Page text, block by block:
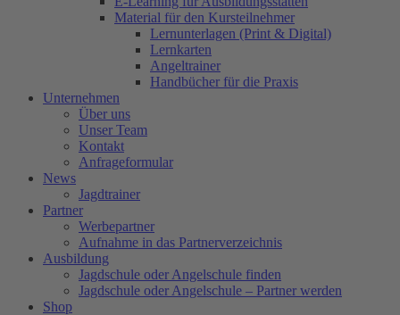
Material für den Kursteilnehmer
Lernunterlagen (Print & Digital)
Lernkarten
Angeltrainer
Handbücher für die Praxis
Unternehmen
Über uns
Unser Team
Kontakt
Anfrageformular
News
Jagdtrainer
Partner
Werbepartner
Aufnahme in das Partnerverzeichnis
Ausbildung
Jagdschule oder Angelschule finden
Jagdschule oder Angelschule – Partner werden
Shop